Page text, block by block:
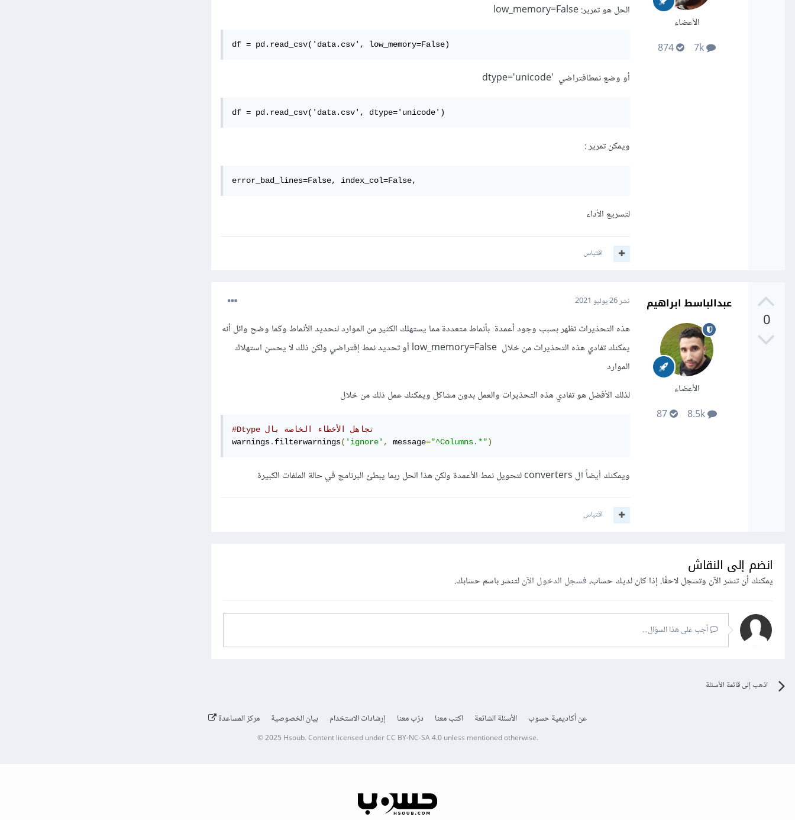
الأعضاء
الحل هو تمرير: low_memory=False
df = pd.read_csv('data.csv', low_memory=False)
أو وضع نمطافتراضي 'dtype='unicode
df = pd.read_csv('data.csv', dtype='unicode')
ويمكن تمرير :
error_bad_lines=False, index_col=False,
لتسريع الأداء
اقتباس
0
عبدالباسط ابراهيم
الأعضاء
نشر26 يوليو 2021
هذه التحذيرات تظهر بسبب وجود أعمدة بأنماط متعددة مما يستهلك الكثير من الموارد لنحديد الأنماط وكما وضح وائل أنه
يمكنك تفادي هذه التحذيرات من خلال low_memory=False أو تحديد نمط إفتراضي ولكن ذلك لا يحسن استهلاك
الموارد
لذلك الأفضل هو تفادي هذه التحذيرات والعمل بدون مشاكل ويمكنك عمل ذلك من خلال
warnings. filterwarnings( 'ignore' , message="^Columns.*")
ويمكنك أيضاً ال converters لتحويل نمط الأعمدة ولكن هذا الحل ربما يبطئ البرنامج في حالة الملفات الكبيرة
اقتباس
انضم إلى النقاش
يمكنك أن تنشر الآن وتسجل لاحقًا. إذا كان لديك حساب،فسجل الدخول الآنلتنشر باسم حسابك.
أجب على هذا السؤال...
اذهب إلى قائمة الأسئلة
عن أكاديمية حسوب الأسئلة الشائعة اكتب معنا درّب معنا إرشادات الاستخدام بيان الخصوصية مركز المساعدة
© 2025 Hsoub.Content licensed underCC BY-NC-SA 4.0unless mentioned otherwise.